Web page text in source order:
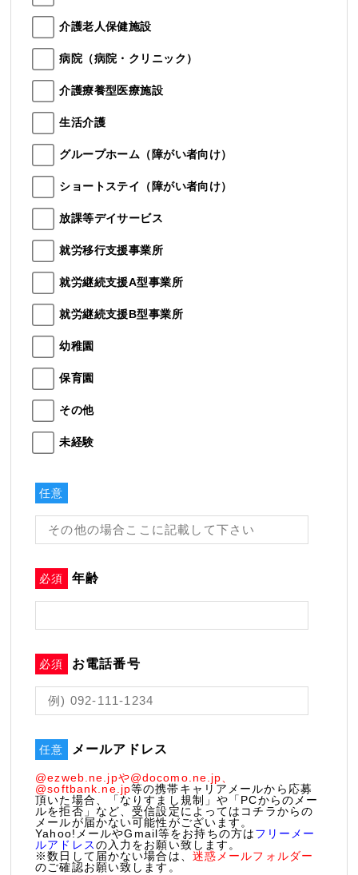
介護老人保健施設
病院（病院・クリニック）
介護療養型医療施設
生活介護
グループホーム（障がい者向け）
ショートステイ（障がい者向け）
放課等デイサービス
就労移行支援事業所
就労継続支援A型事業所
就労継続支援B型事業所
幼稚園
保育園
その他
未経験
任意
必須 年齢
必須 お電話番号
任意 メールアドレス
@ezweb.ne.jpや@docomo.ne.jp、
@softbank.ne.jp等の携帯キャリアメールから応募
頂いた場合、「なりすまし規制」や「PCからのメー
ルを拒否」など、受信設定によってはコチラからの
メールが届かない可能性がございます。
Yahoo!メールやGmail等をお持ちの方はフリーメー
ルアドレスの入力をお願い致します。
※数日して届かない場合は、 迷惑メールフォルダー
のご確認お願い致します。